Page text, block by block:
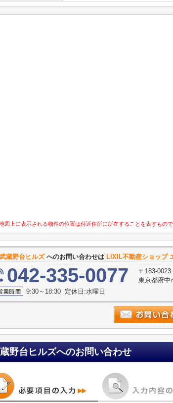
図上に表示される物件の位置は付近住所に所在することを表すもの
武蔵野台ヒルズへのお問い合わせは LIXIL不動産ショップ
042-335-0077
〒183-0023
東京都府
9:30～18:30 定休日:水曜日
野台ヒルズへのお問い合わせ